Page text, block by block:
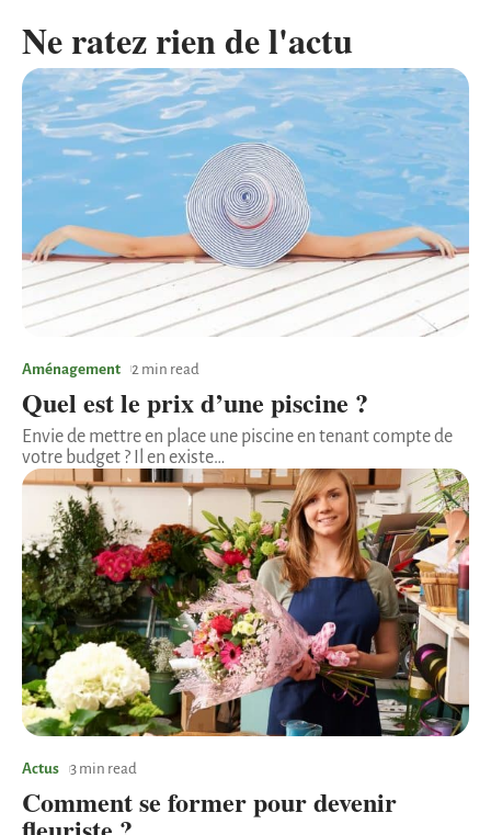
Ne ratez rien de l'actu
Aménagement 2 min read
Quel est le prix d’une piscine ?
Envie de mettre en place une piscine en tenant compte de
votre budget ? Il en existe…
Actus 3 min read
Comment se former pour devenir